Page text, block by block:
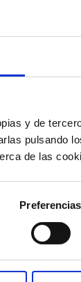
y de
pulsando
de las
Preferencias
Cómo
12/05/2026